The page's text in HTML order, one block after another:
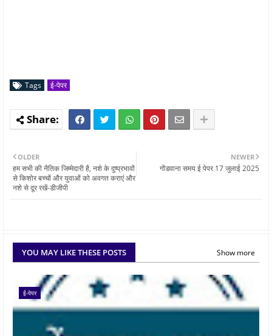
Tags ई-पेपर
NEWER
गोंडवाना समय ई पेपर 17 जुलाई 2025
OLDER
हम सभी की नैतिक जिम्‍मेदारी है, नशे के दुष्‍प्रभावों
से किशोर बच्‍चों और युवाओं को अवगत कराएं और
नशे से दूर रखें-डीजीपी
YOU MAY LIKE THESE POSTS Show more
ई-पेपर